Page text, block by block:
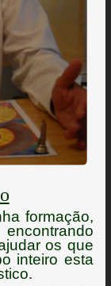
formação,
os que
inteiro esta